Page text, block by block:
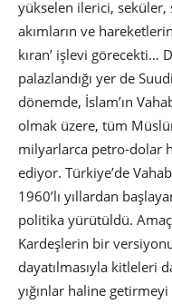
yükselen ilerici,
akımların ve
kıran’ işlevi görecekti…
palazlandığı yer de
dönemde, İslam’ın
olmak üzere, tüm
milyarlarca petro-dolar
ediyor. Türkiye’de
1960’lı yıllardan
politika yürütüldü. Amaç
Kardeşlerin bir
dayatılmasıyla kitleleri
yığınlar haline